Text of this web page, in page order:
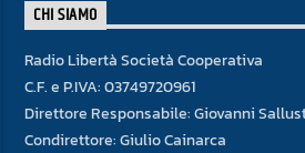
CHI SIAMO
Radio Libertà Società Cooperativa
C.F. e P.IVA: 03749720961
Direttore Responsabile: Giovanni
Condirettore: Giulio Cainarca